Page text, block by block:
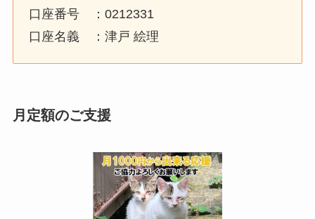
口座番号 ：0212331
口座名義 ：津戸 絵理
月定額のご支援